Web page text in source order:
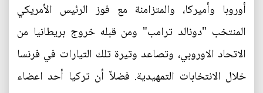
أوروبا وأميركا، والمتزامنة مع فوز الرئيس الأمريكي
المنتخب "دونالد ترامب" ومن قبله خروج بريطانيا من
الاتحاد الاوروبي، وتصاعد وتيرة تلك التيارات في فرنسا
خلال الانتخابات التمهيدية. فضلاً أن تركيا أحد اعضاء